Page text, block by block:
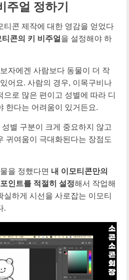
주얼 정하기
티콘 제작에 대한 영감을 얻었다
티콘의 키 비주얼을 설정해야 하
자에겐 사람보다 동물이 더 작
어요. 사람의 경우, 이목구비나
로 많은 편이고 성별에 따라 디
한다는 어려움이 있거든요.
별 구분이 크게 중요하지 않고
귀여움이 극대화된다는 장점도
을 정했다면 내 이모티콘만의
인트를 적절히 설정해서 작업해
하게 시선을 사로잡는 이모티
.